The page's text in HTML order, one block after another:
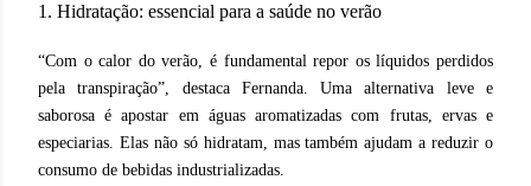
1. Hidratação: essencial para a saúde no verão
“Com o calor do verão, é fundamental repor os líquidos perdidos
pela transpiração”, destaca Fernanda. Uma alternativa leve e
saborosa é apostar em águas aromatizadas com frutas, ervas e
especiarias. Elas não só hidratam, mas também ajudam a reduzir o
consumo de bebidas industrializadas.